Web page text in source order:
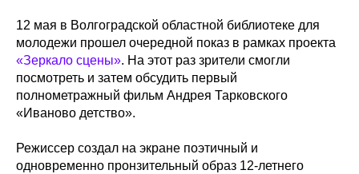
12 мая в Волгоградской областной библиотеке для
молодежи прошел очередной показ в рамках проекта
«Зеркало сцены». На этот раз зрители смогли
посмотреть и затем обсудить первый
полнометражный фильм Андрея Тарковского
«Иваново детство».
Режиссер создал на экране поэтичный и
одновременно пронзительный образ 12-летнего